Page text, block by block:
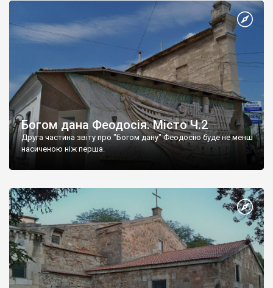
Богом дана Феодосія. Місто Ч.2
Друга частина звіту про "Богом дану" Феодосію буде не менш
насиченою ніж перша.